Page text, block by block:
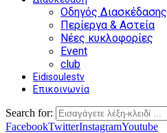
Οδηγός Διασκέδασης
Περίεργα & Αστεία
Νέες κυκλοφορίες
Event
club
Eidisoulestv
Επικοινωνία
Search for:
FacebookTwitterInstagramYoutube